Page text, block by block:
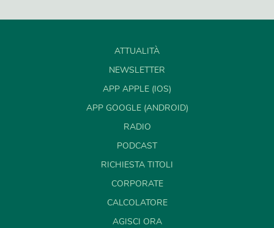
ATTUALITÀ
NEWSLETTER
APP APPLE (IOS)
APP GOOGLE (ANDROID)
RADIO
PODCAST
RICHIESTA TITOLI
CORPORATE
CALCOLATORE
AGISCI ORA